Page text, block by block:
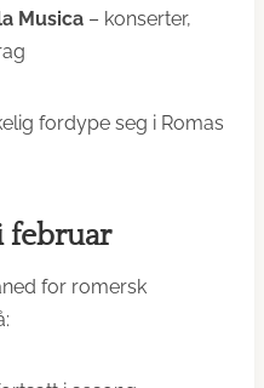
Musica – konserter,
fordype seg i Romas
februar
for romersk